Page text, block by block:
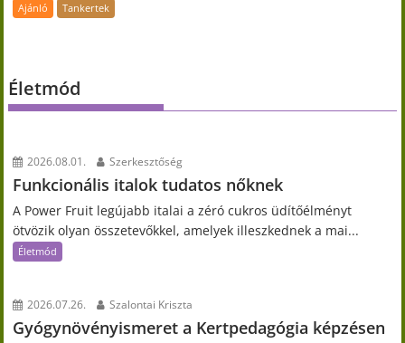
Ajánló Tankertek
Életmód
2026.08.01. Szerkesztőség
Funkcionális italok tudatos nőknek
A Power Fruit legújabb italai a zéró cukros üdítőélményt
ötvözik olyan összetevőkkel, amelyek illeszkednek a mai...
Életmód
2026.07.26. Szalontai Kriszta
Gyógynövényismeret a Kertpedagógia képzésen